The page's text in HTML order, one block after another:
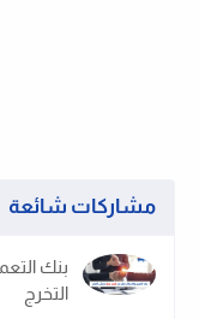
مشاركات شائعة
بنك
التخرج